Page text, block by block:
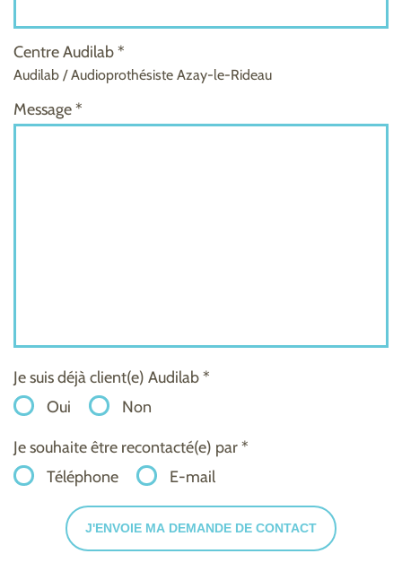
Centre Audilab *
Audilab / Audioprothésiste Azay-le-Rideau
Message *
Je suis déjà client(e) Audilab *
Oui
Non
Je souhaite être recontacté(e) par *
Téléphone
E-mail
J'ENVOIE MA DEMANDE DE CONTACT